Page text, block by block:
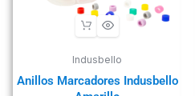
Indusbello
Anillos Marcadores Indusbello